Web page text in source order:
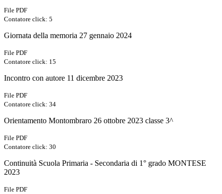
File PDF
Contatore click: 5
Giornata della memoria 27 gennaio 2024
File PDF
Contatore click: 15
Incontro con autore 11 dicembre 2023
File PDF
Contatore click: 34
Orientamento Montombraro 26 ottobre 2023 classe 3^
File PDF
Contatore click: 30
Continuità Scuola Primaria - Secondaria di 1° grado MONTESE
2023
File PDF